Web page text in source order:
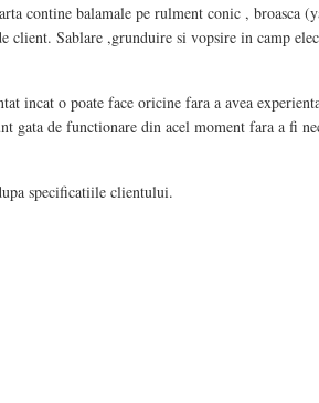
contine balamale pe rulment conic , broasca
client. Sablare ,grunduire si vopsire in camp
incat o poate face oricine fara a avea
de functionare din acel moment fara a fi
specificatiile clientului.